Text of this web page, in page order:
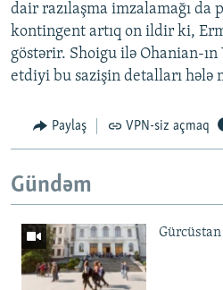
dair razılaşma imzalamağı da
kontingent artıq on ildir ki,
göstərir. Shoigu ilə Ohanian-
etdiyi bu sazişin detalları hələ
Paylaş VPN-siz açmaq
Gündəm